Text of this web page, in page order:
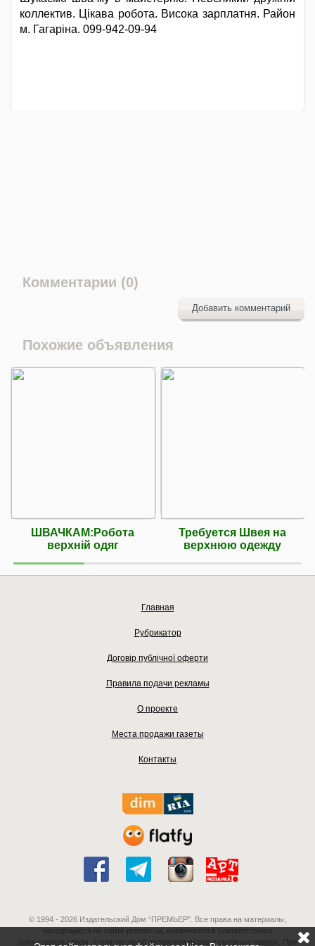
коллектив. Цікава робота. Висока зарплатня. Район
м. Гагаріна. 099-942-09-94
Комментарии (0)
Добавить комментарий
Похожие объявления
ШВАЧКАМ:Робота
верхній одяг
Требуется Швея на
верхнюю одежду
Главная
Рубрикатор
Договір публічної оферти
Правила подачи рекламы
О проекте
Места продажи газеты
Контакты
© 1994 - 2026 Издательский Дом “ПРЕМЬЕР”. Все права на материалы,
находящиеся на сайте premier.ua, охраняются в соответствии с
законодательством, в том числе об авторском праве и смежных правах. При